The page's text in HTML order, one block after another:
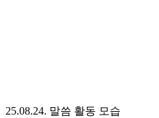
25.08.24. 말씀 활동 모습